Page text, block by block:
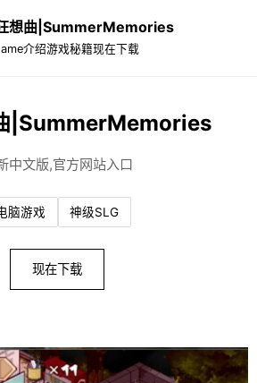
想曲|SummerMemories
介绍游戏秘籍现在下载
|SummerMemories
中文版,官方网站入口
脑游戏 神级SLG
现在下载